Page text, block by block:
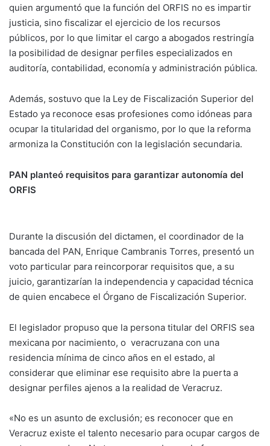
quien argumentó que la función del ORFIS no es impartir
justicia, sino fiscalizar el ejercicio de los recursos
públicos, por lo que limitar el cargo a abogados restringía
la posibilidad de designar perfiles especializados en
auditoría, contabilidad, economía y administración pública.
Además, sostuvo que la Ley de Fiscalización Superior del
Estado ya reconoce esas profesiones como idóneas para
ocupar la titularidad del organismo, por lo que la reforma
armoniza la Constitución con la legislación secundaria.
PAN planteó requisitos para garantizar autonomía del
ORFIS
Durante la discusión del dictamen, el coordinador de la
bancada del PAN, Enrique Cambranis Torres, presentó un
voto particular para reincorporar requisitos que, a su
juicio, garantizarían la independencia y capacidad técnica
de quien encabece el Órgano de Fiscalización Superior.
El legislador propuso que la persona titular del ORFIS sea
mexicana por nacimiento, o veracruzana con una
residencia mínima de cinco años en el estado, al
considerar que eliminar ese requisito abre la puerta a
designar perfiles ajenos a la realidad de Veracruz.
«No es un asunto de exclusión; es reconocer que en
Veracruz existe el talento necesario para ocupar cargos de